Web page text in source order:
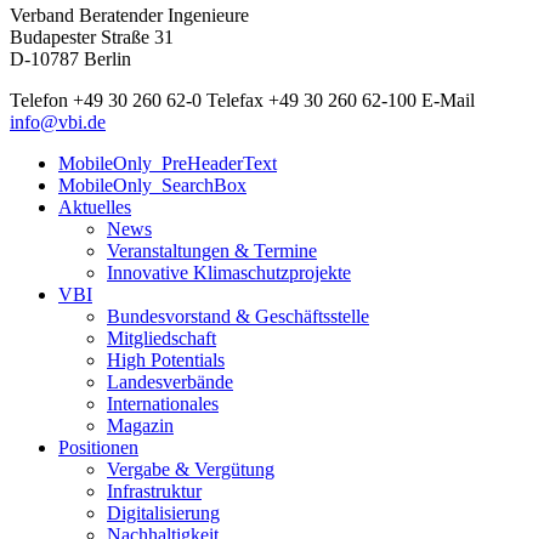
Verband Beratender Ingenieure
Budapester Straße 31
D-10787 Berlin
Telefon +49 30 260 62-0 Telefax +49 30 260 62-100 E-Mail
info@vbi.de
MobileOnly_PreHeaderText
MobileOnly_SearchBox
Aktuelles
News
Veranstaltungen & Termine
Innovative Klimaschutzprojekte
VBI
Bundesvorstand & Geschäftsstelle
Mitgliedschaft
High Potentials
Landesverbände
Internationales
Magazin
Positionen
Vergabe & Vergütung
Infrastruktur
Digitalisierung
Nachhaltigkeit